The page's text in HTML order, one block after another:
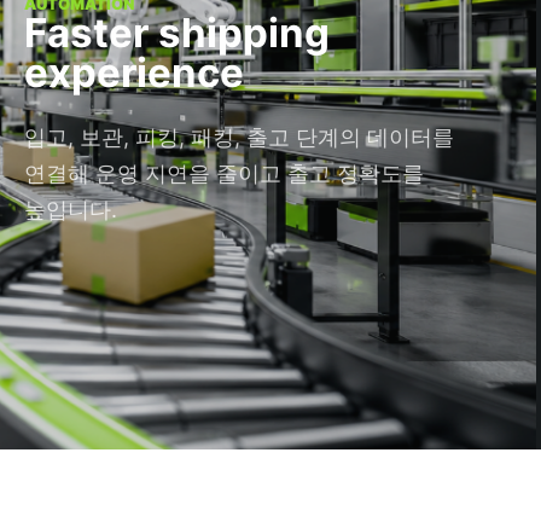
Faster shipping
experience
입고, 보관, 피킹, 패킹, 출고 단계의 데이터를
연결해 운영 지연을 줄이고 출고 정확도를
높입니다.